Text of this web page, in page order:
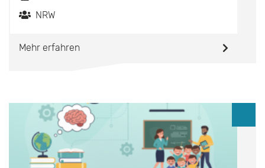
NRW
Mehr erfahren